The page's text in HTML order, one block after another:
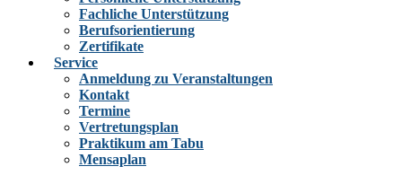
Fachliche Unterstützung
Berufsorientierung
Zertifikate
Service
Anmeldung zu Veranstaltungen
Kontakt
Termine
Vertretungsplan
Praktikum am Tabu
Mensaplan